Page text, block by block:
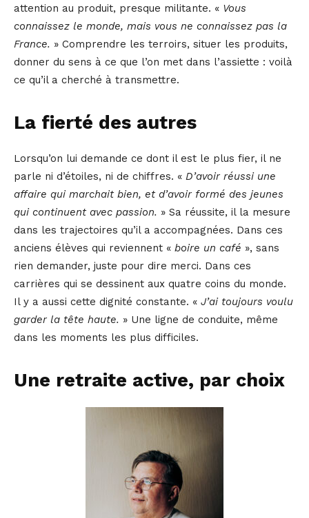
attention au produit, presque militante. « Vous
connaissez le monde, mais vous ne connaissez pas la
France. » Comprendre les terroirs, situer les produits,
donner du sens à ce que l’on met dans l’assiette : voilà
ce qu’il a cherché à transmettre.
La fierté des autres
Lorsqu’on lui demande ce dont il est le plus fier, il ne
parle ni d’étoiles, ni de chiffres. « D’avoir réussi une
affaire qui marchait bien, et d’avoir formé des jeunes
qui continuent avec passion. » Sa réussite, il la mesure
dans les trajectoires qu’il a accompagnées. Dans ces
anciens élèves qui reviennent « boire un café », sans
rien demander, juste pour dire merci. Dans ces
carrières qui se dessinent aux quatre coins du monde.
Il y a aussi cette dignité constante. « J’ai toujours voulu
garder la tête haute. » Une ligne de conduite, même
dans les moments les plus difficiles.
Une retraite active, par choix